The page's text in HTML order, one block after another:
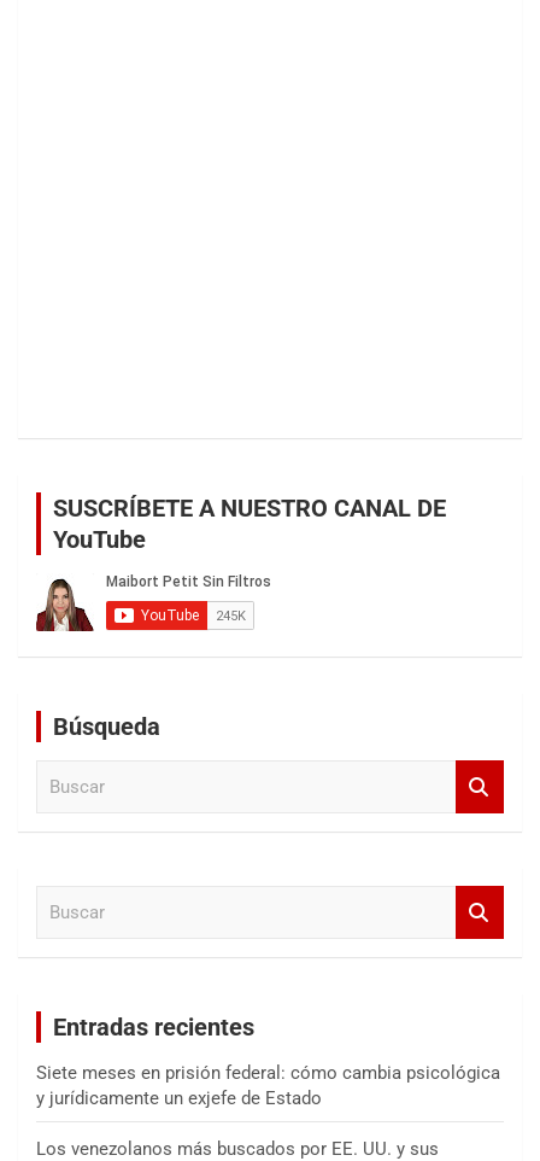
SUSCRÍBETE A NUESTRO CANAL DE
YouTube
Búsqueda
Entradas recientes
Siete meses en prisión federal: cómo cambia psicológica
y jurídicamente un exjefe de Estado
Los venezolanos más buscados por EE. UU. y sus